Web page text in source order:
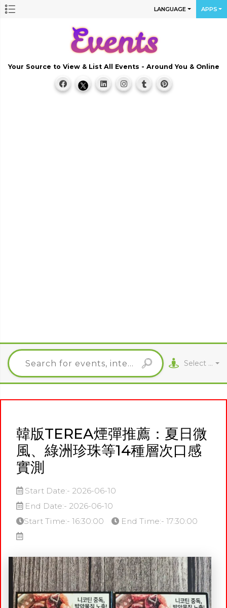
LANGUAGE APPS
Your Source to View & List All Events - Around You & Online
Select City
韓版TEREA煙彈推薦：夏日微
風、綠洲珍珠等14種層次口感
實測
Start Date:- 2026-06-10
End Date:- 2026-06-10
Start Time:- 16:30:00
End Time:- 17:30:00